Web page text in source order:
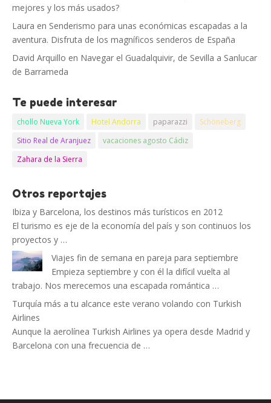
mejores y los más usados?
Laura en Senderismo para unas económicas escapadas a la
aventura. Disfruta de los magníficos senderos de España
David Arquillo en Navegar el Guadalquivir, de Sevilla a Sanlucar
de Barrameda
Te puede interesar
chollo Nueva York Hotel Andorra paparazzi
Schöneberg
Sitio Real de Aranjuez
vacaciones agosto Cádiz
Zahara de la Sierra
Otros reportajes
Ibiza y Barcelona, los destinos más turísticos en 2012
El turismo es eje de la economía del país y son continuos los
proyectos y …
Viajes fin de semana en pareja para septiembre
Empieza septiembre y con él la difícil vuelta al
trabajo. Nos merecemos una escapada romántica …
Turquía más a tu alcance este verano volando con Turkish
Airlines
Aunque la aerolínea Turkish Airlines ya opera desde Madrid y
Barcelona con una frecuencia de …